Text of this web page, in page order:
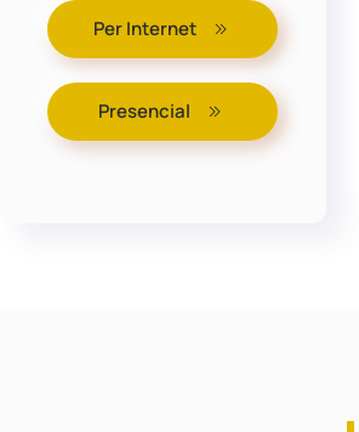
Per Internet
Presencial